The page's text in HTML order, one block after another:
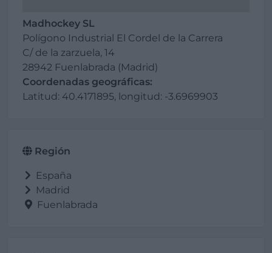
Madhockey SL
Polígono Industrial El Cordel de la Carrera
C/ de la zarzuela, 14
28942 Fuenlabrada (Madrid)
Coordenadas geográficas:
Latitud: 40.4171895, longitud: -3.6969903
Región
España
Madrid
Fuenlabrada